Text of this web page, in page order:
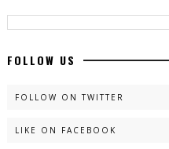
FOLLOW US
FOLLOW ON TWITTER
LIKE ON FACEBOOK